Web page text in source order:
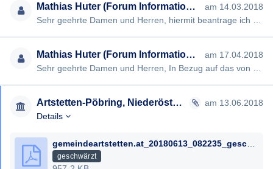
Auskunftsersuchen innerhalb dieser Frist nicht entsprochen,
so ist dies in der Information zu begründen.
Für den Fall, dass Sie die begehrte Auskunft nicht oder
beantrage ich bereits jetzt die Ausstellung eines negativen
Bescheides gem § 6 NÖ AuskunftsG.
Mit freundlichen Grüßen,
Mathias Huter (Forum Informationsfreiheit)
am 14.03.2018
Mathias Huter (Forum Informationsfreiheit)
am 17.04.2018
Artstetten-Pöbring, Niederösterreich
am 13.06.2018
Details
geschwärzt